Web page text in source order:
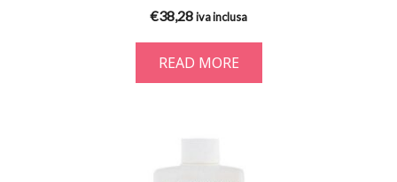
€38,28iva inclusa
READ MORE